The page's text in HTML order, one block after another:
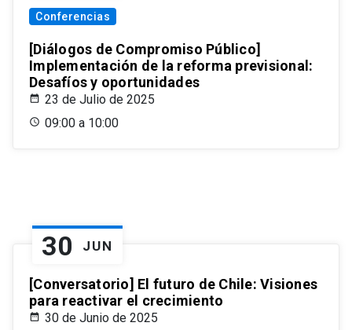
Conferencias
[Diálogos de Compromiso Público]
Implementación de la reforma previsional:
Desafíos y oportunidades
23 de Julio de 2025
09:00 a 10:00
30 JUN
[Conversatorio] El futuro de Chile: Visiones
para reactivar el crecimiento
30 de Junio de 2025